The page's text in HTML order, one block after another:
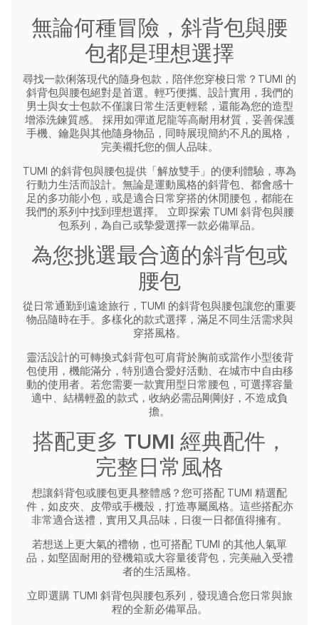
無論何種冒險，斜背包與腰
包都是理想選擇
尋找一款俐落現代的隨身包款，陪伴您穿梭日常？TUMI 的
斜背包與腰包絕對是首選。輕巧便攜、設計實用，我們的
男士與女士包款不僅讓日常生活更輕鬆，還能為您的造型
增添洗鍊質感。
採用如彈道尼龍等高耐用材質，妥善保護
手機、鑰匙與其他隨身物品，同時展現簡約不凡的風格，
完美襯托您的個人品味。
TUMI 的斜背包與腰包提供「解放雙手」的便利體驗，專為
行動力生活而設計。無論是運動風格的斜背包、都會感十
足的多功能小包，或是適合日常穿搭的休閒腰包，都能在
我們的系列中找到理想選擇。
立即探索 TUMI 斜背包與腰
包系列，為自己或摯愛選擇一款必備單品。
為您挑選最合適的斜背包或
腰包
從日常通勤到遠途旅行，TUMI 的斜背包與腰包讓您的重要
物品隨時在手。多樣化的款式選擇，滿足不同生活需求與
穿搭風格。
靈活設計的可轉換式斜背包可肩背於胸前或當作小型後背
包使用，機能滿分，特別適合愛好活動、在城市中自由移
動的使用者。若您需要一款實用型日常腰包，可選擇容量
適中、結構輕盈的款式，收納必需品剛剛好，不造成負
擔。
搭配更多 TUMI 經典配件，
完整日常風格
想讓斜背包或腰包更具整體感？您可搭配 TUMI 精選配
件，如皮夾、皮帶或手機殼，打造專屬風格。這些搭配亦
非常適合送禮，實用又具品味，日復一日都值得擁有。
若想送上更大氣的禮物，也可搭配 TUMI 的其他人氣單
品，如堅固耐用的登機箱或大容量後背包，完美融入受禮
者的生活風格。
立即選購 TUMI 斜背包與腰包系列，發現適合您日常與旅
程的全新必備單品。